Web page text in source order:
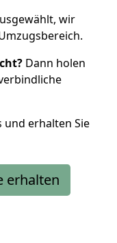
wir
Dann holen
und erhalten Sie
erhalten